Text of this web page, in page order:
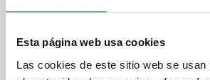
Esta página web usa cookies
Las cookies de este sitio web se usan
03160